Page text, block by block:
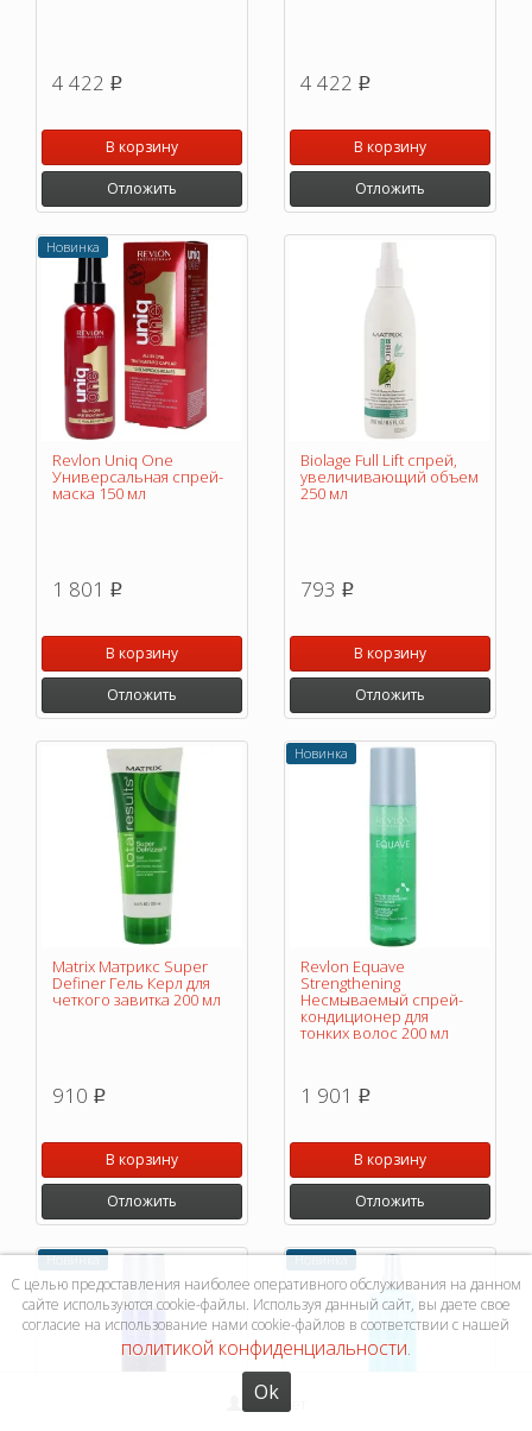
4 422 p
В корзину
Отложить
4 422 p
В корзину
Отложить
Новинка
Revlon Uniq One
Универсальная спрей-
маска 150 мл
1 801 p
В корзину
Отложить
Biolage Full Lift спрей,
увеличивающий объем
250 мл
793 p
В корзину
Отложить
Matrix Maтрикс Super
Definer Гель Керл для
четкого завитка 200 мл
910 p
В корзину
Отложить
Новинка
Revlon Equave
Strengthening
Несмываемый спрей-
кондиционер для
тонких волос 200 мл
1 901 p
В корзину
Отложить
Новинка Новинка
Кабинет
С целью предоставления наиболее оперативного обслуживания на данном
сайте используются cookie-файлы. Используя данный сайт, вы даете свое
согласие на использование нами cookie-файлов в соответствии с нашей
политикой конфиденциальности.
Ok